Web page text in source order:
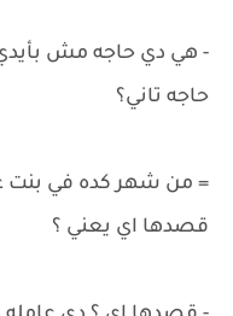
- هي دي حاجه مش
حاجه تاني؟
= من شهر كده في بنت
قصدها اي يعني ؟